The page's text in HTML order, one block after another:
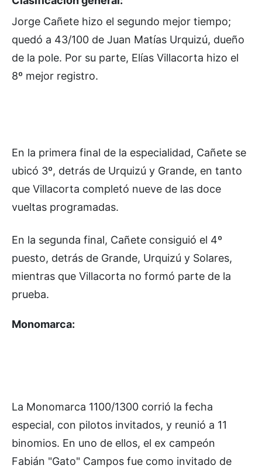
Jorge Cañete hizo el segundo mejor tiempo;
quedó a 43/100 de Juan Matías Urquizú, dueño
de la pole. Por su parte, Elías Villacorta hizo el
8º mejor registro.
En la primera final de la especialidad, Cañete se
ubicó 3º, detrás de Urquizú y Grande, en tanto
que Villacorta completó nueve de las doce
vueltas programadas.
En la segunda final, Cañete consiguió el 4º
puesto, detrás de Grande, Urquizú y Solares,
mientras que Villacorta no formó parte de la
prueba.
Monomarca:
La Monomarca 1100/1300 corrió la fecha
especial, con pilotos invitados, y reunió a 11
binomios. En uno de ellos, el ex campeón
Fabián "Gato" Campos fue como invitado de